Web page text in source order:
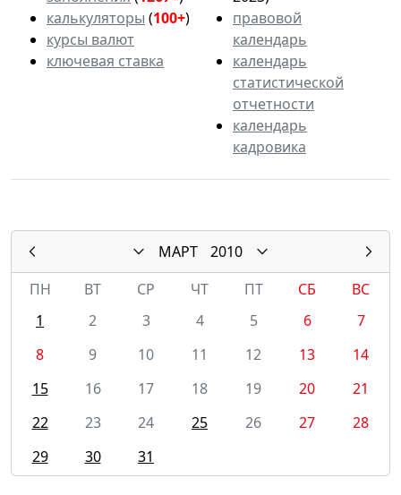
калькуляторы (100+)
курсы валют
ключевая ставка
правовой
календарь
календарь
статистической
отчетности
календарь
кадровика
МАРТ
2010
ПН
ВТ СР ЧТ ПТ СБ
ВС
1
2 3 4 5 6
7
8
9 10 11 12 13
14
15
16 17 18 19 20
21
22
23 24 25 26 27
28
29
30 31